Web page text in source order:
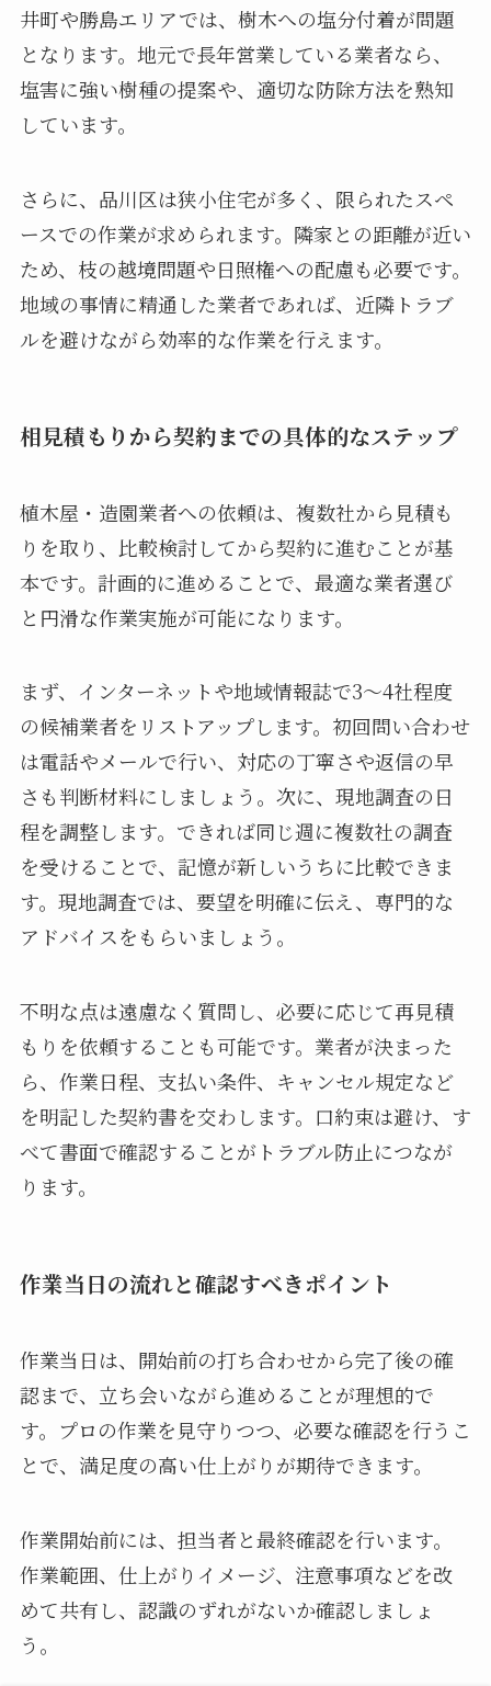
井町や勝島エリアでは、樹木への塩分付着が問題
となります。地元で長年営業している業者なら、
塩害に強い樹種の提案や、適切な防除方法を熟知
しています。
さらに、品川区は狭小住宅が多く、限られたスペ
ースでの作業が求められます。隣家との距離が近い
ため、枝の越境問題や日照権への配慮も必要です。
地域の事情に精通した業者であれば、近隣トラブ
ルを避けながら効率的な作業を行えます。
相見積もりから契約までの具体的なステップ
植木屋・造園業者への依頼は、複数社から見積も
りを取り、比較検討してから契約に進むことが基
本です。計画的に進めることで、最適な業者選び
と円滑な作業実施が可能になります。
まず、インターネットや地域情報誌で3〜4社程度
の候補業者をリストアップします。初回問い合わせ
は電話やメールで行い、対応の丁寧さや返信の早
さも判断材料にしましょう。次に、現地調査の日
程を調整します。できれば同じ週に複数社の調査
を受けることで、記憶が新しいうちに比較できま
す。現地調査では、要望を明確に伝え、専門的な
アドバイスをもらいましょう。
不明な点は遠慮なく質問し、必要に応じて再見積
もりを依頼することも可能です。業者が決まった
ら、作業日程、支払い条件、キャンセル規定など
を明記した契約書を交わします。口約束は避け、す
べて書面で確認することがトラブル防止につなが
ります。
作業当日の流れと確認すべきポイント
作業当日は、開始前の打ち合わせから完了後の確
認まで、立ち会いながら進めることが理想的で
す。プロの作業を見守りつつ、必要な確認を行うこ
とで、満足度の高い仕上がりが期待できます。
作業開始前には、担当者と最終確認を行います。
作業範囲、仕上がりイメージ、注意事項などを改
めて共有し、認識のずれがないか確認しましょ
う。